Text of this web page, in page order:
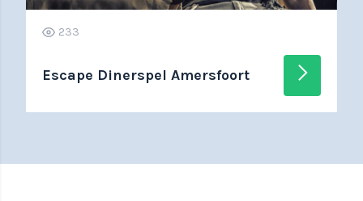
233
Escape Dinerspel Amersfoort arrow_forward_ios